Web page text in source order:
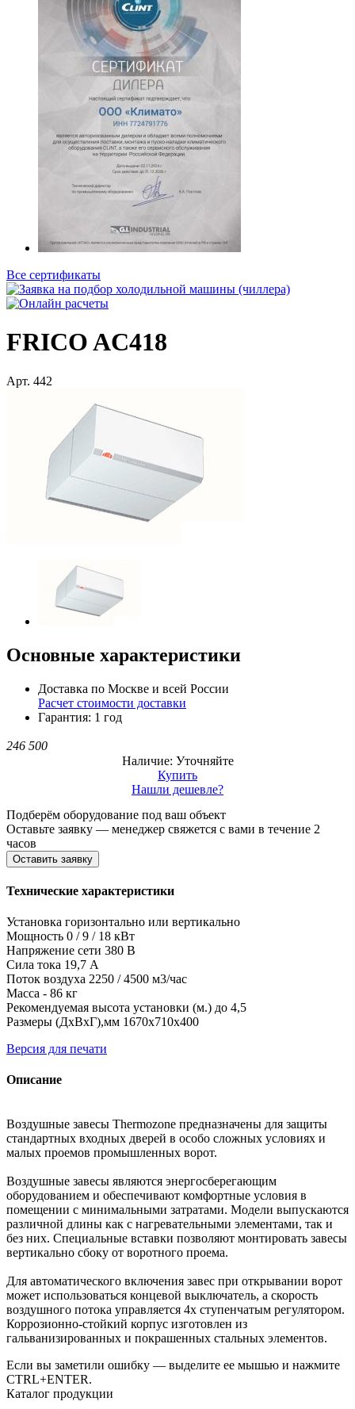
Все сертификаты
FRICO AC418
Арт. 442
Основные характеристики
Доставка по Москве и всей России
Расчет стоимости доставки
Гарантия: 1 год
246 500
Наличие: Уточняйте
Купить
Нашли дешевле?
Подберём оборудование под ваш объект
Оставьте заявку — менеджер свяжется с вами в течение 2
часов
Оставить заявку
Технические характеристики
Установка горизонтально или вертикально
Мощность 0 / 9 / 18 кВт
Напряжение сети 380 В
Сила тока 19,7 А
Поток воздуха 2250 / 4500 м3/час
Масса - 86 кг
Рекомендуемая высота установки (м.) до 4,5
Размеры (ДхВхГ),мм 1670х710х400
Версия для печати
Описание
Воздушные завесы Thermozone предназначены для защиты
стандартных входных дверей в особо сложных условиях и
малых проемов промышленных ворот.
Воздушные завесы являются энергосберегающим
оборудованием и обеспечивают комфортные условия в
помещении с минимальными затратами. Модели выпускаются
различной длины как с нагревательными элементами, так и
без них. Специальные вставки позволяют монтировать завесы
вертикально сбоку от воротного проема.
Для автоматического включения завес при открывании ворот
может использоваться концевой выключатель, а скорость
воздушного потока управляется 4х ступенчатым регулятором.
Коррозионно-стойкий корпус изготовлен из
гальванизированных и покрашенных стальных элементов.
Если вы заметили ошибку — выделите ее мышью и нажмите
CTRL+ENTER.
Каталог продукции